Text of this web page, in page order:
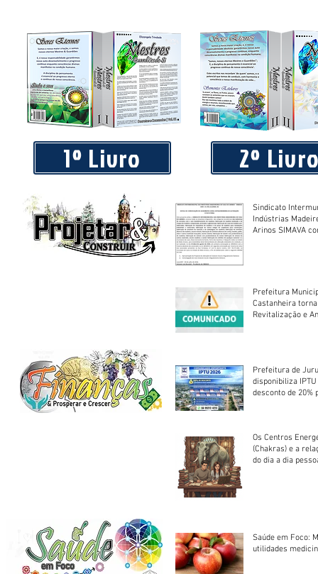
Piá Lava Jato, de Juara, torna público que requereu
Instalação e Operação
1º Livro 2º
Sindicato
Indústrias
Arinos SIMAVA convoca à
Prefeitura
Castanheira
Revitalização e
Prefeitura de
disponibiliza
desconto de 20%
Os Centros
(Chakras) e a
do dia a dia
Saúde em Foco:
utilidades